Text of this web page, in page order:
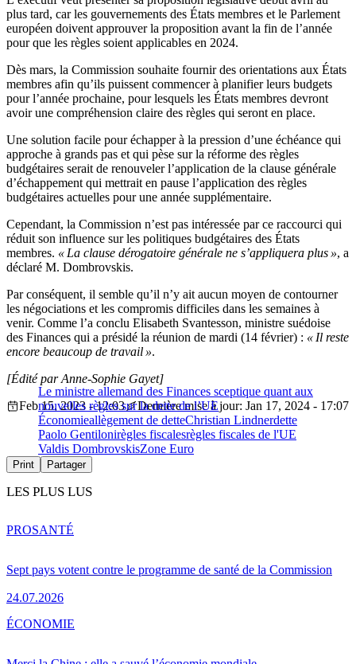
plus tard, car les gouvernements des États membres et le Parlement
européen doivent approuver la proposition avant la fin de l’année
pour que les règles soient applicables en 2024.
Dès mars, la Commission souhaite fournir des orientations aux États
membres afin qu’ils puissent commencer à planifier leurs budgets
pour l’année prochaine, pour lesquels les États membres devront
avoir une compréhension claire des règles qui seront en place.
Une solution facile pour échapper à la pression d’une échéance qui
approche à grands pas et qui pèse sur la réforme des règles
budgétaires serait de renouveler l’application de la clause générale
d’échappement qui mettrait en pause l’application des règles
budgétaires actuelles pour une année supplémentaire.
Cependant, la Commission n’est pas intéressée par ce raccourci qui
réduit son influence sur les politiques budgétaires des États
membres. « La clause dérogatoire générale ne s’appliquera plus », a
déclaré M. Dombrovskis.
Par conséquent, il semble qu’il n’y ait aucun moyen de contourner
les négociations et les compromis difficiles dans les semaines à
venir. Comme l’a conclu Elisabeth Svantesson, ministre suédoise
des Finances qui a présidé la réunion de mardi (14 février) : « Il reste
encore beaucoup de travail ».
Le ministre allemand des Finances sceptique quant aux
nouvelles règles sur la dette de l’UE
[Édité par Anne-Sophie Gayet]
Feb 15, 2023 - 12:03
Dernière mise à jour: Jan 17, 2024 - 17:07
Économieallègement de detteChristian Lindnerdette
Paolo Gentilonirègles fiscalesrègles fiscales de l'UE
Valdis DombrovskisZone Euro
Print Partager
LES PLUS LUS
Sept pays votent contre le programme de santé de la Commission
24.07.2026
PROSANTÉ
ÉCONOMIE